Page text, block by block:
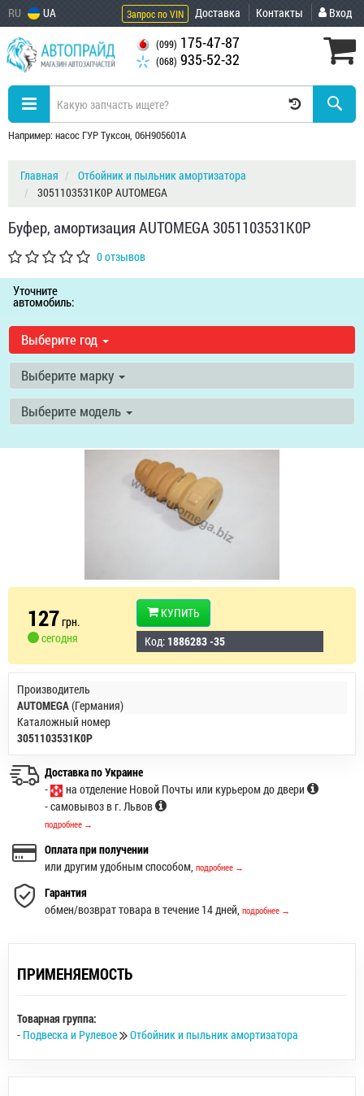
RU UA Запрос по VIN Доставка Контакты Вход
(099) 175-47-87
(068) 935-52-32
Например: насос ГУР Туксон, 06H905601A
Главная
Отбойник и пыльник амортизатора
3051103531K0P AUTOMEGA
Буфер, амортизация AUTOMEGA 3051103531K0P
0 отзывов
Уточните
автомобиль:
Выберите год
Выберите марку
Выберите модель
127грн.
сегодня
КУПИТЬ
Код: 1886283 -35
Производитель
AUTOMEGA(Германия)
Каталожный номер
3051103531K0P
Доставка по Украине
-
на отделение Новой Почты или курьером до двери
- самовывоз в г. Львов
подробнее →
Оплата при получении
или другим удобным способом, подробнее →
Гарантия
обмен/возврат товара в течение 14 дней, подробнее →
ПРИМЕНЯЕМОСТЬ
Товарная группа:
- Подвеска и Рулевое Отбойник и пыльник амортизатора